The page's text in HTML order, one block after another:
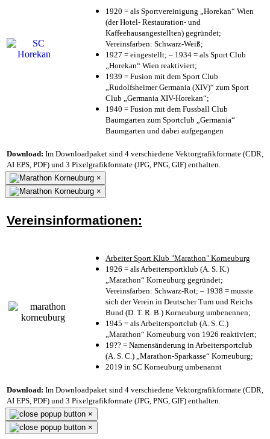
1920 = als Sportvereinigung „Horekan“ Wien
(der Hotel- Restauration- und
Kaffeehausangestellten) gegründet;
Vereinsfarben: Schwarz-Weiß;
1927 = eingestellt; – 1934 = als Sport Club
„Horekan“ Wien reaktiviert;
1939 = Fusion mit dem Sport Club
„Rudolfsheimer Germania (XIV)“ zum Sport
Club „Germania XIV-Horekan“;
1940 = Fusion mit dem Fussball Club
Baumgarten zum Sportclub „Germania“
Baumgarten und dabei aufgegangen
Download: Im Downloadpaket sind 4 verschiedene Vektorgrafikformate (CDR,
AI EPS, PDF) und 3 Pixelgrafikformate (JPG, PNG, GIF) enthalten.
×
×
Vereinsinformationen:
Arbeiter Sport Klub "Marathon" Korneuburg
1926 = als Arbeitersportklub (A. S. K.)
„Marathon“ Korneuburg gegründet;
Vereinsfarben: Schwarz-Rot; – 1938 = musste
sich der Verein in Deutscher Turn und Reichs
Bund (D. T. R. B.) Korneuburg umbenennen;
1945 = als Arbeitersportclub (A. S. C.)
„Marathon“ Korneuburg von 1926 reaktiviert;
19?? = Namensänderung in Arbeitersportclub
(A. S. C.) „Marathon-Sparkasse“ Korneuburg;
2019 in SC Korneuburg umbenannt
Download: Im Downloadpaket sind 4 verschiedene Vektorgrafikformate (CDR,
AI EPS, PDF) und 3 Pixelgrafikformate (JPG, PNG, GIF) enthalten.
×
×